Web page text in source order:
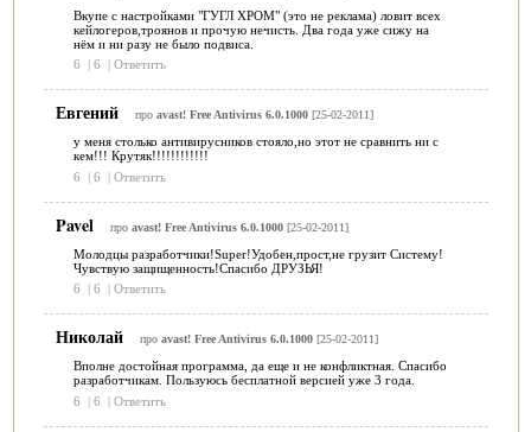
Вкупе с настройками "ГУГЛ ХРОМ" (это не реклама) ловит всех
кейлогеров,троянов и прочую нечисть. Два года уже сижу на
нём и ни разу не было подвиса.
6
| 6 | Ответить
Евгений про avast! Free Antivirus 6.0.1000[25-02-2011]
у меня столько антивирусников стояло,но этот не сравнить ни с
кем!!! Крутяк!!!!!!!!!!!!
6
| 6 | Ответить
Pavel про avast! Free Antivirus 6.0.1000[25-02-2011]
Молодцы разработчики!Super!Удобен,прост,не грузит Систему!
Чувствую защищенность!Спасибо ДРУЗЬЯ!
6
| 6 | Ответить
Николай про avast! Free Antivirus 6.0.1000[25-02-2011]
Вполне достойная программа, да еще и не конфликтная. Спасибо
разработчикам. Пользуюсь бесплатной версией уже 3 года.
6
| 6 | Ответить